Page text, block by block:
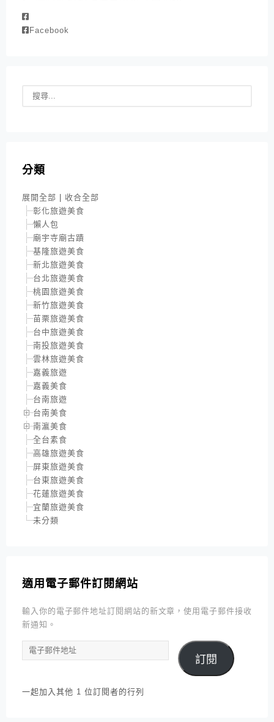
Facebook
分類
展開全部 | 收合全部
彰化旅遊美食
懶人包
廟宇寺廟古蹟
基隆旅遊美食
新北旅遊美食
台北旅遊美食
桃園旅遊美食
新竹旅遊美食
苗栗旅遊美食
台中旅遊美食
南投旅遊美食
雲林旅遊美食
嘉義旅遊
嘉義美食
台南旅遊
台南美食
南瀛美食
全台素食
高雄旅遊美食
屏東旅遊美食
台東旅遊美食
花蓮旅遊美食
宜蘭旅遊美食
未分類
適用電子郵件訂閱網站
輸入你的電子郵件地址訂閱網站的新文章，使用電子郵件接收
新通知。
電
子
件
訂閱
一起加入其他 1 位訂閱者的行列